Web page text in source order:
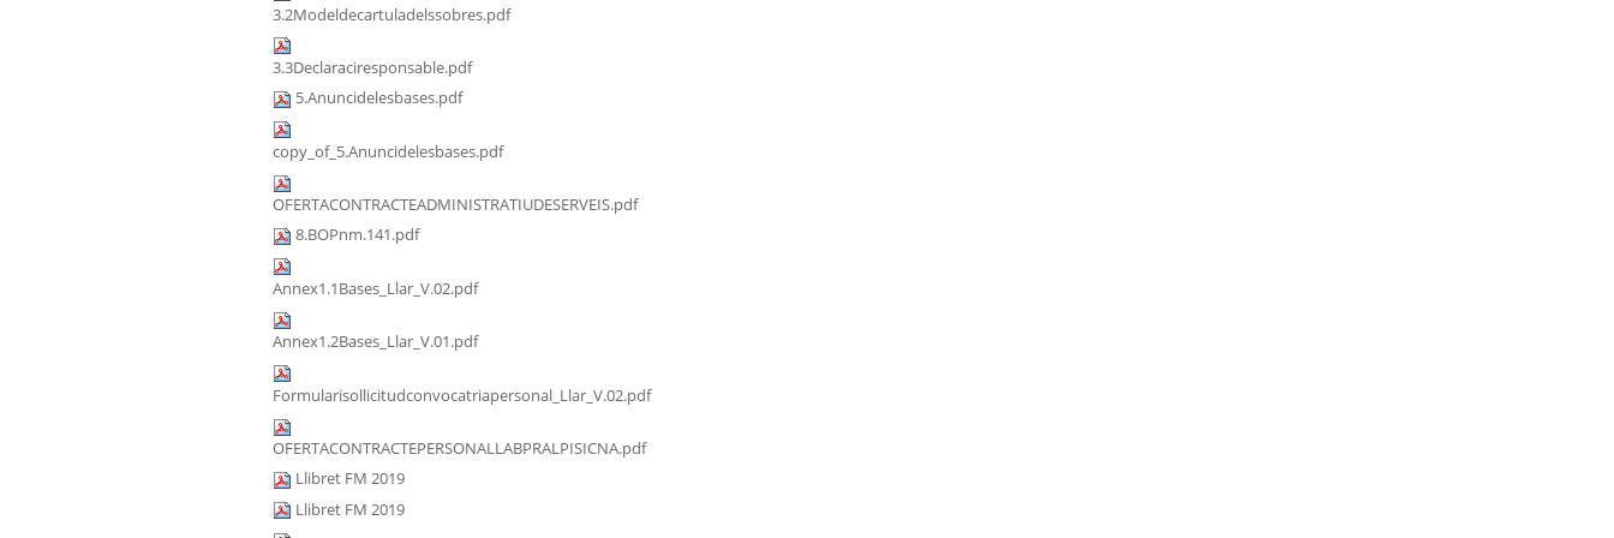
3.2Modeldecartuladelssobres.pdf
3.3Declaraciresponsable.pdf
5.Anuncidelesbases.pdf
copy_of_5.Anuncidelesbases.pdf
OFERTACONTRACTEADMINISTRATIUDESERVEIS.pdf
8.BOPnm.141.pdf
Annex1.1Bases_Llar_V.02.pdf
Annex1.2Bases_Llar_V.01.pdf
Formularisollicitudconvocatriapersonal_Llar_V.02.pdf
OFERTACONTRACTEPERSONALLABPRALPISICNA.pdf
Llibret FM 2019
Llibret FM 2019